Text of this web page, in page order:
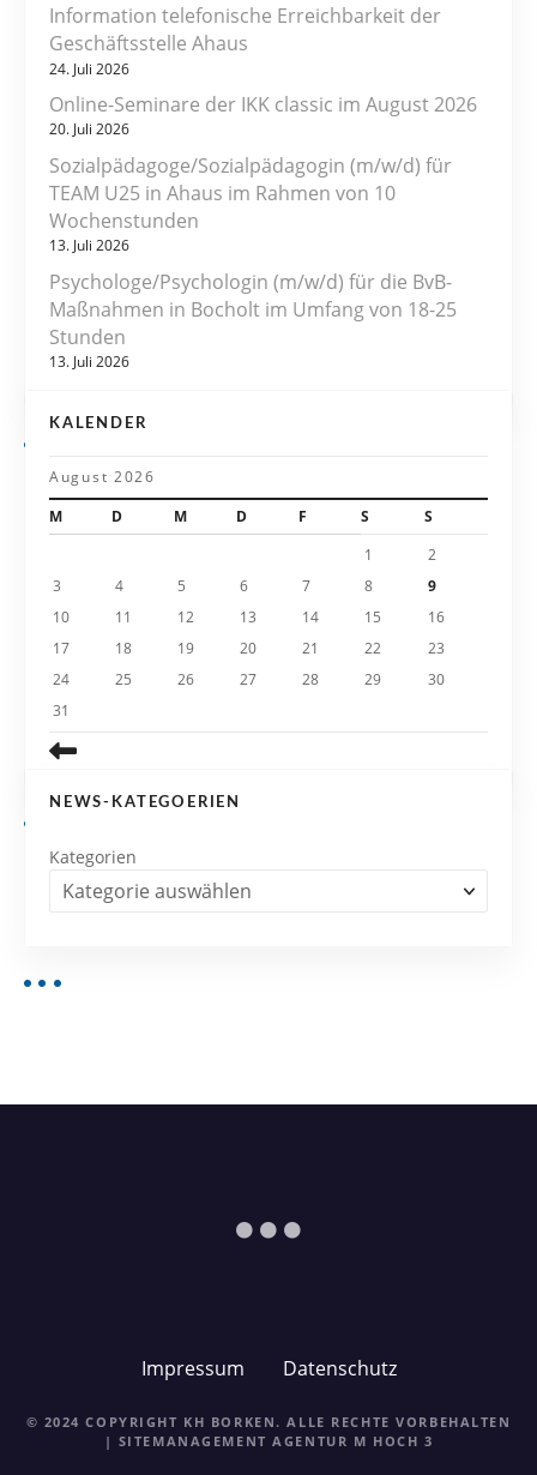
a
Information telefonische Erreichbarkeit der
Geschäftsstelle Ahaus
24. Juli 2026
Online-Seminare der IKK classic im August 2026
20. Juli 2026
Sozialpädagoge/Sozialpädagogin (m/w/d) für
TEAM U25 in Ahaus im Rahmen von 10
Wochenstunden
13. Juli 2026
Psychologe/Psychologin (m/w/d) für die BvB-
Maßnahmen in Bocholt im Umfang von 18-25
Stunden
13. Juli 2026
KALENDER
August 2026
M
D M D F S
S
1
2
3
4 5 6 7 8
9
10
11 12 13 14 15
16
17
18 19 20 21 22
23
24
25 26 27 28 29
30
31
NEWS-KATEGOERIEN
Kategorien
Impressum Datenschutz
© 2024 COPYRIGHT KH BORKEN. ALLE RECHTE VORBEHALTEN
| SITEMANAGEMENTAGENTUR M HOCH 3